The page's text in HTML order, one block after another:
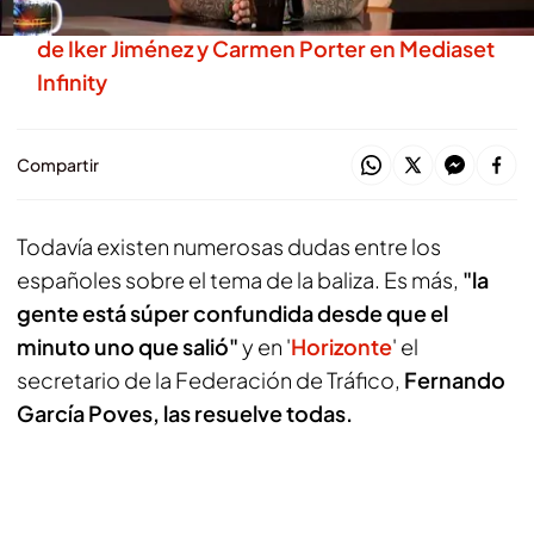
No te pierdas nada de la actualidad de la mano
de Iker Jiménez y Carmen Porter en Mediaset
Infinity
Compartir
Todavía existen numerosas dudas entre los
españoles sobre el tema de la baliza. Es más, "la
gente está súper confundida desde que el
minuto uno que salió"y en 'Horizonte' el
secretario de la Federación de Tráfico, Fernando
García Poves, las resuelve todas.